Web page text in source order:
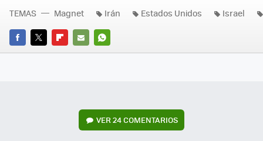
FACEBOOK
TWITTERFLIPBOARD
E-
WHATSAPP
TEMAS Magnet Irán Estados Unidos Israel
VER24 COMENTARIOS